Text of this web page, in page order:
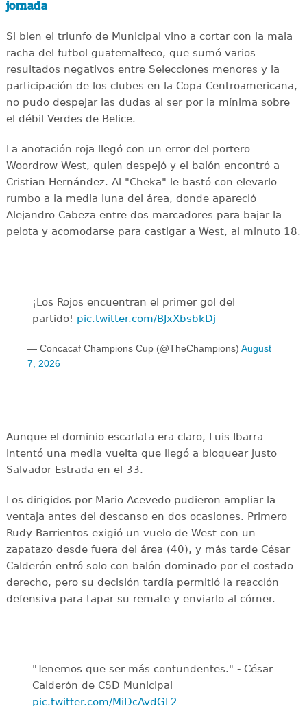
jornada
Si bien el triunfo de Municipal vino a cortar con la mala
racha del futbol guatemalteco, que sumó varios
resultados negativos entre Selecciones menores y la
participación de los clubes en la Copa Centroamericana,
no pudo despejar las dudas al ser por la mínima sobre
el débil Verdes de Belice.
La anotación roja llegó con un error del portero
Woordrow West, quien despejó y el balón encontró a
Cristian Hernández. Al "Cheka" le bastó con elevarlo
rumbo a la media luna del área, donde apareció
Alejandro Cabeza entre dos marcadores para bajar la
pelota y acomodarse para castigar a West, al minuto 18.
¡Los Rojos encuentran el primer gol del
partido! pic.twitter.com/BJxXbsbkDj
— Concacaf Champions Cup (@TheChampions) August
7, 2026
Aunque el dominio escarlata era claro, Luis Ibarra
intentó una media vuelta que llegó a bloquear justo
Salvador Estrada en el 33.
Los dirigidos por Mario Acevedo pudieron ampliar la
ventaja antes del descanso en dos ocasiones. Primero
Rudy Barrientos exigió un vuelo de West con un
zapatazo desde fuera del área (40), y más tarde César
Calderón entró solo con balón dominado por el costado
derecho, pero su decisión tardía permitió la reacción
defensiva para tapar su remate y enviarlo al córner.
"Tenemos que ser más contundentes." - César
Calderón de CSD Municipal ️
pic.twitter.com/MiDcAvdGL2